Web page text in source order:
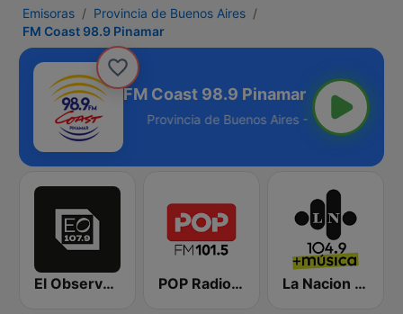
Emisoras
Provincia de Buenos Aires
FM Coast 98.9 Pinamar
FM Coast 98.9 Pinamar
Aires - 98.9 FM
El Observador POP Radio 101.5 La Nacion 104.9